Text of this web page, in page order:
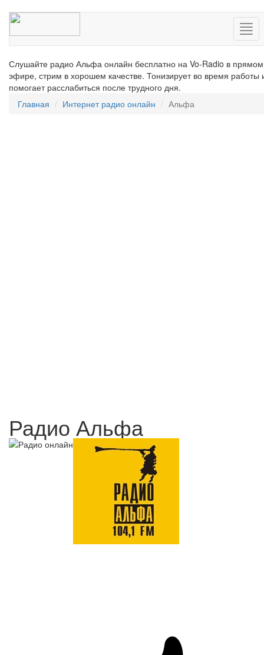
Слушайте радио Альфа онлайн бесплатно на Vo-Radio в прямом
эфире, стрим в хорошем качестве. Тонизирует во время работы
помогает расслабиться после трудного дня.
Главная
Интернет радио онлайн Альфа
Радио Альфа